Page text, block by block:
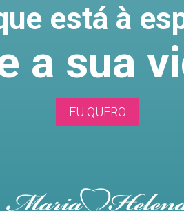
está à
a sua
EU QUERO